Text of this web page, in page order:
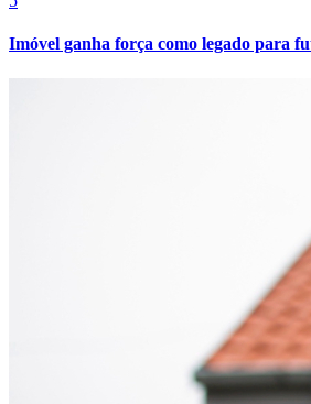
Imóvel ganha força como legado para